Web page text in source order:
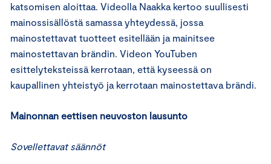
katsomisen aloittaa. Videolla Naakka kertoo suullisesti
mainossisällöstä samassa yhteydessä, jossa
mainostettavat tuotteet esitellään ja mainitsee
mainostettavan brändin. Videon YouTuben
esittelyteksteissä kerrotaan, että kyseessä on
kaupallinen yhteistyö ja kerrotaan mainostettava brändi.
Mainonnan eettisen neuvoston lausunto
Sovellettavat säännöt